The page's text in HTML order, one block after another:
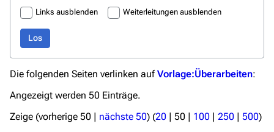
3638 2133 346.354
Navigation
Links ausblenden Weiterleitungen ausblenden
Los
Die folgenden Seiten verlinken aufVorlage:Überarbeiten:
Angezeigt werden 50 Einträge.
Zeige (vorherige 50 nächste 50) (20 50 100 250 500)